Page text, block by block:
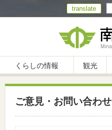
translate
くらしの情報 観光
ご意見・お問い合わせ